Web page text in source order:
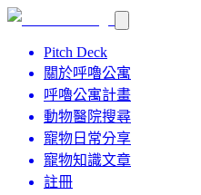
Pitch Deck
關於呼嚕公寓
呼嚕公寓計畫
動物醫院搜尋
寵物日常分享
寵物知識文章
註冊